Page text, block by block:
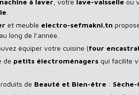
et meuble electro-sefmakni.tn
long de l’année.
équiper votre cuisine (four
de petits électroménagers qui facilite
de Beauté et Bien-être : Sèche-